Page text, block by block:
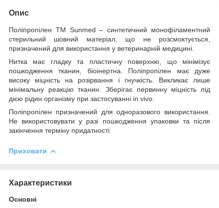
Опис
Поліпропілен ТМ Sunmed – синтетичний монофіламентний
стерильний шовний матеріал, що не розсмоктується,
призначений для використання у ветеринарній медицині.
Нитка має гладку та пластичну поверхню, що мінімізує
пошкодження тканин, біоінертна. Поліпропілен має дуже
високу міцність на розірвання і гнучкість. Викликає лише
мінімальну реакцію тканин. Зберігає первинну міцність під
дією рідин організму при застосуванні in vivo.
Поліпропілен призначений для одноразового використання.
Не використовувати у разі пошкодження упаковки та після
закінчення терміну придатності.
Приховати
Характеристики
Основні